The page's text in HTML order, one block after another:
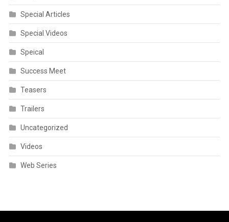
Special Articles
Special Videos
Speical
Success Meet
Teasers
Trailers
Uncategorized
Videos
Web Series